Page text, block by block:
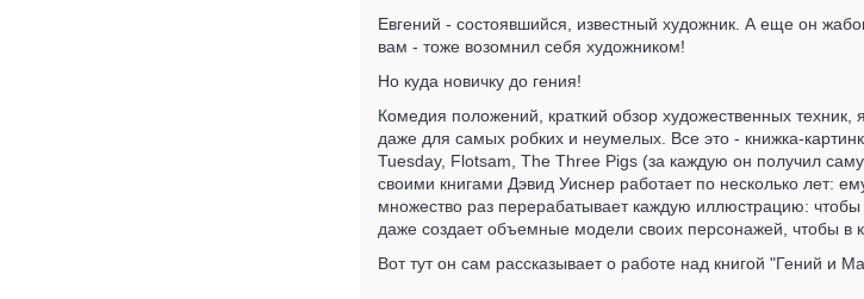
Евгений - состоявшийся, известный художник. А еще он
вам - тоже возомнил себя художником!
Но куда новичку до гения!
Комедия положений, краткий обзор художественных
даже для самых робких и неумелых. Все это - книжка-
Tuesday, Flotsam, The Three Pigs (за каждую он получил
своими книгами Дэвид Уиснер работает по несколько лет:
множество раз перерабатывает каждую иллюстрацию:
даже создает объемные модели своих персонажей, чтобы в
Вот тут он сам рассказывает о работе над книгой "Гений и